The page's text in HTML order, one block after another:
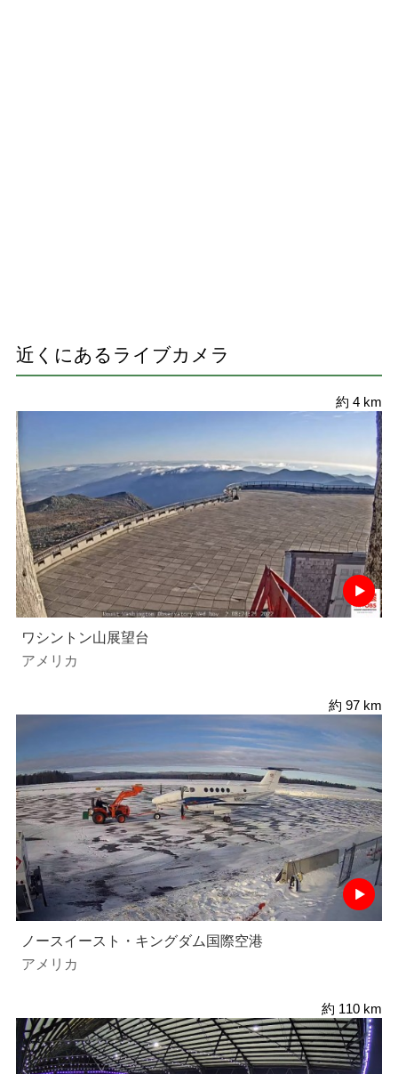
近くにあるライブカメラ
約 4 km
ワシントン山展望台
アメリカ
約 97 km
ノースイースト・キングダム国際空港
アメリカ
約 110 km